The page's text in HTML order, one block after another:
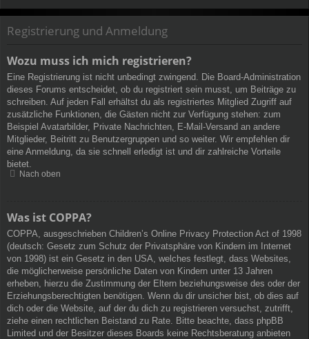
Registrierung und Anmeldung
Wozu muss ich mich registrieren?
Eine Registrierung ist nicht unbedingt zwingend. Die Board-Administration
dieses Forums entscheidet, ob du registriert sein musst, um Beiträge zu
schreiben. Auf jeden Fall erhältst du als registriertes Mitglied Zugriff auf
zusätzliche Funktionen, die Gästen nicht zur Verfügung stehen: zum
Beispiel Avatarbilder, Private Nachrichten, E-Mail-Versand an andere
Mitglieder, Beitritt zu Benutzergruppen und so weiter. Wir empfehlen dir
eine Anmeldung, da sie schnell erledigt ist und dir zahlreiche Vorteile
bietet.
Nach oben
Was ist COPPA?
COPPA, ausgeschrieben Children’s Online Privacy Protection Act of 1998
(deutsch: Gesetz zum Schutz der Privatsphäre von Kindern im Internet
von 1998) ist ein Gesetz in den USA, welches festlegt, dass Websites,
die möglicherweise persönliche Daten von Kindern unter 13 Jahren
erheben, hierzu die Zustimmung der Eltern beziehungsweise des oder der
Erziehungsberechtigten benötigen. Wenn du dir unsicher bist, ob dies auf
dich oder die Website, auf der du dich zu registrieren versuchst, zutrifft,
ziehe einen rechtlichen Beistand zu Rate. Bitte beachte, dass phpBB
Limited und der Besitzer dieses Boards keine Rechtsberatung anbieten